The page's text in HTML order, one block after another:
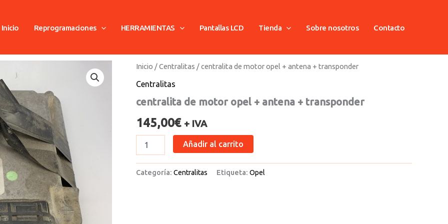
Inicio Reprogramaciones HERRAMIENTAS Pantallas LCD Tienda Sobre nosotros Contacto
Inicio /Centralitas / centralita de motor opel + antena + transponder
Centralitas
centralita de motor opel + antena + transponder
145,00€ + IVA
centralita
motor
+
transponder
cantidad
Añadir al carrito
Categoría: Centralitas Etiqueta: Opel